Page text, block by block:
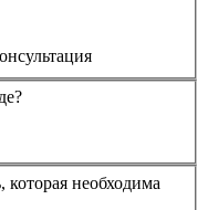
необходима